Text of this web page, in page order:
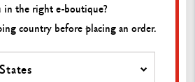
すすめ
in the right e-boutique?
country before placing an order.